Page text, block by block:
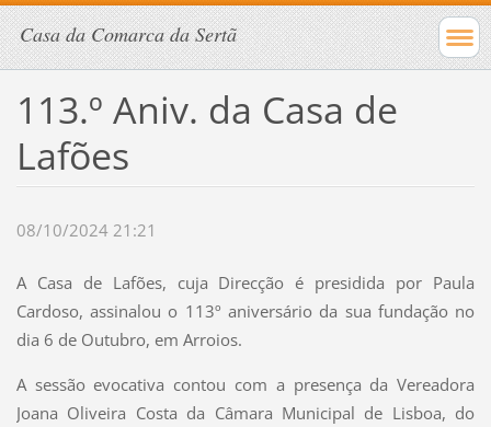
Casa da Comarca da Sertã
113.º Aniv. da Casa de
Lafões
08/10/2024 21:21
A Casa de Lafões, cuja Direcção é presidida por Paula
Cardoso, assinalou o 113º aniversário da sua fundação no
dia 6 de Outubro, em Arroios.
A sessão evocativa contou com a presença da Vereadora
Joana Oliveira Costa da Câmara Municipal de Lisboa, do